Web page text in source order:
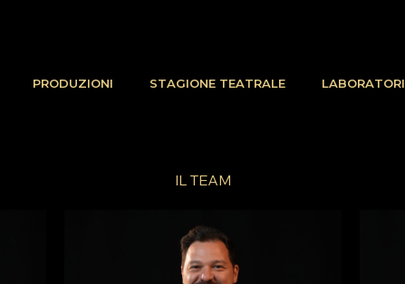
PRODUZIONI STAGIONE TEATRALE LABORATORI
IL TEAM